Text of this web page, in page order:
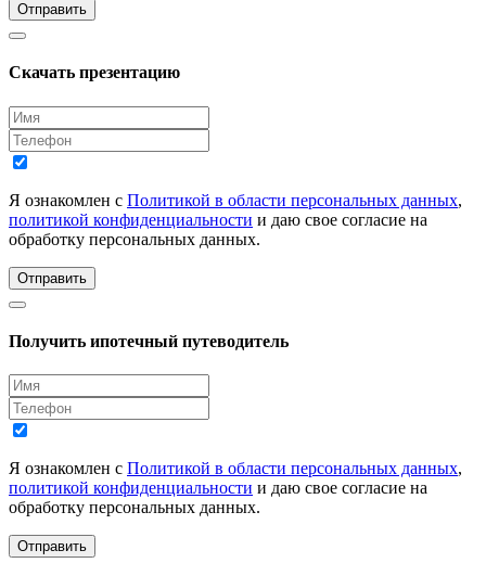
Отправить
Скачать презентацию
Я ознакомлен с Политикой в области персональных данных,
политикой конфиденциальности и даю свое согласие на
обработку персональных данных.
Отправить
Получить ипотечный путеводитель
Я ознакомлен с Политикой в области персональных данных,
политикой конфиденциальности и даю свое согласие на
обработку персональных данных.
Отправить